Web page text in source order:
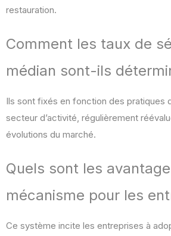
restauration.
Comment les taux de
médian sont-ils
Ils sont fixés en fonction des pratiques
secteur d’activité, régulièrement
évolutions du marché.
Quels sont les
mécanisme pour les
Ce système incite les entreprises à